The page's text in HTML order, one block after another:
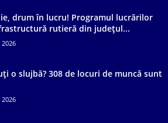
drum în lucru! Programul lucrărilor
rutieră din județul...
o slujbă? 308 de locuri de muncă sunt